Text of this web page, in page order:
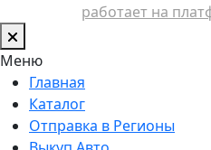
работает на
Меню
Главная
Каталог
Отправка в Регионы